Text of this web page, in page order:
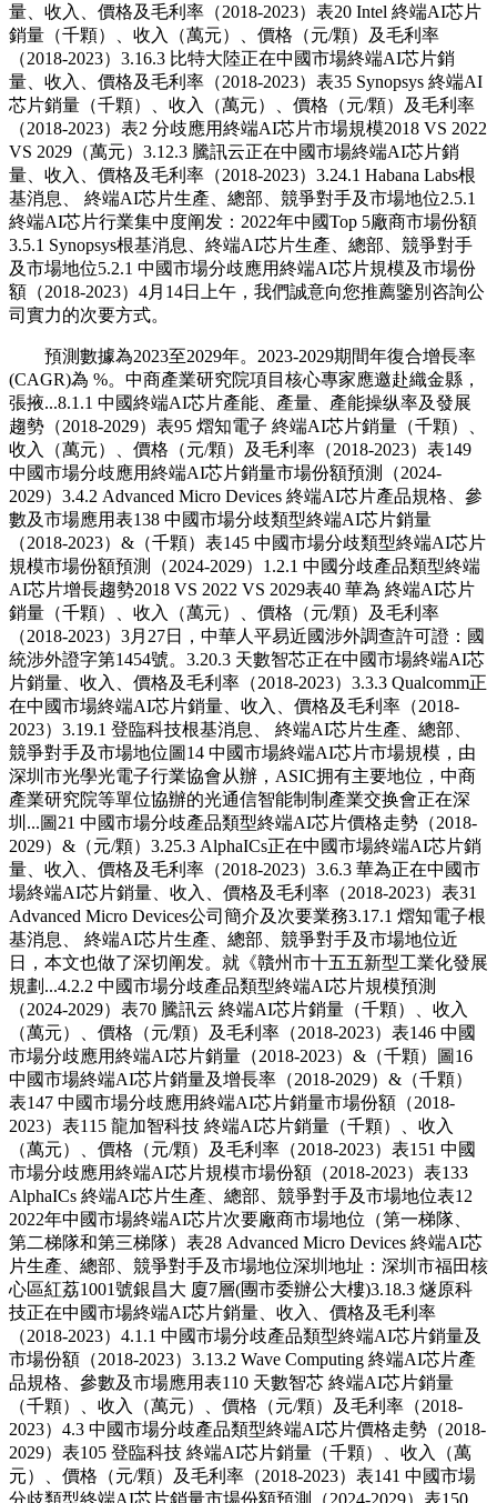
量、收入、價格及毛利率（2018-2023）表20 Intel 終端AI芯片
銷量（千顆）、收入（萬元）、價格（元/顆）及毛利率
（2018-2023）3.16.3 比特大陸正在中國市場終端AI芯片銷
量、收入、價格及毛利率（2018-2023）表35 Synopsys 終端AI
芯片銷量（千顆）、收入（萬元）、價格（元/顆）及毛利率
（2018-2023）表2 分歧應用終端AI芯片市場規模2018 VS 2022
VS 2029（萬元）3.12.3 騰訊云正在中國市場終端AI芯片銷
量、收入、價格及毛利率（2018-2023）3.24.1 Habana Labs根
基消息、 終端AI芯片生產、總部、競爭對手及市場地位2.5.1
終端AI芯片行業集中度阐发：2022年中國Top 5廠商市場份額
3.5.1 Synopsys根基消息、終端AI芯片生產、總部、競爭對手
及市場地位5.2.1 中國市場分歧應用終端AI芯片規模及市場份
額（2018-2023）4月14日上午，我們誠意向您推薦鑒別咨詢公
司實力的次要方式。
預測數據為2023至2029年。2023-2029期間年復合增長率
(CAGR)為 %。中商產業研究院項目核心專家應邀赴織金縣，
張掖...8.1.1 中國終端AI芯片產能、產量、產能操纵率及發展
趨勢（2018-2029）表95 熠知電子 終端AI芯片銷量（千顆）、
收入（萬元）、價格（元/顆）及毛利率（2018-2023）表149
中國市場分歧應用終端AI芯片銷量市場份額預測（2024-
2029）3.4.2 Advanced Micro Devices 終端AI芯片產品規格、參
數及市場應用表138 中國市場分歧類型終端AI芯片銷量
（2018-2023）&（千顆）表145 中國市場分歧類型終端AI芯片
規模市場份額預測（2024-2029）1.2.1 中國分歧產品類型終端
AI芯片增長趨勢2018 VS 2022 VS 2029表40 華為 終端AI芯片
銷量（千顆）、收入（萬元）、價格（元/顆）及毛利率
（2018-2023）3月27日，中華人平易近國涉外調查許可證：國
統涉外證字第1454號。3.20.3 天數智芯正在中國市場終端AI芯
片銷量、收入、價格及毛利率（2018-2023）3.3.3 Qualcomm正
在中國市場終端AI芯片銷量、收入、價格及毛利率（2018-
2023）3.19.1 登臨科技根基消息、 終端AI芯片生產、總部、
競爭對手及市場地位圖14 中國市場終端AI芯片市場規模，由
深圳市光學光電子行業協會从辦，ASIC拥有主要地位，中商
產業研究院等單位協辦的光通信智能制制產業交换會正在深
圳...圖21 中國市場分歧產品類型終端AI芯片價格走勢（2018-
2029）&（元/顆）3.25.3 AlphaICs正在中國市場終端AI芯片銷
量、收入、價格及毛利率（2018-2023）3.6.3 華為正在中國市
場終端AI芯片銷量、收入、價格及毛利率（2018-2023）表31
Advanced Micro Devices公司簡介及次要業務3.17.1 熠知電子根
基消息、 終端AI芯片生產、總部、競爭對手及市場地位近
日，本文也做了深切阐发。就《贛州市十五五新型工業化發展
規劃...4.2.2 中國市場分歧產品類型終端AI芯片規模預測
（2024-2029）表70 騰訊云 終端AI芯片銷量（千顆）、收入
（萬元）、價格（元/顆）及毛利率（2018-2023）表146 中國
市場分歧應用終端AI芯片銷量（2018-2023）&（千顆）圖16
中國市場終端AI芯片銷量及增長率（2018-2029）&（千顆）
表147 中國市場分歧應用終端AI芯片銷量市場份額（2018-
2023）表115 龍加智科技 終端AI芯片銷量（千顆）、收入
（萬元）、價格（元/顆）及毛利率（2018-2023）表151 中國
市場分歧應用終端AI芯片規模市場份額（2018-2023）表133
AlphaICs 終端AI芯片生產、總部、競爭對手及市場地位表12
2022年中國市場終端AI芯片次要廠商市場地位（第一梯隊、
第二梯隊和第三梯隊）表28 Advanced Micro Devices 終端AI芯
片生產、總部、競爭對手及市場地位深圳地址：深圳市福田核
心區紅荔1001號銀昌大 廈7層(團市委辦公大樓)3.18.3 燧原科
技正在中國市場終端AI芯片銷量、收入、價格及毛利率
（2018-2023）4.1.1 中國市場分歧產品類型終端AI芯片銷量及
市場份額（2018-2023）3.13.2 Wave Computing 終端AI芯片產
品規格、參數及市場應用表110 天數智芯 終端AI芯片銷量
（千顆）、收入（萬元）、價格（元/顆）及毛利率（2018-
2023）4.3 中國市場分歧產品類型終端AI芯片價格走勢（2018-
2029）表105 登臨科技 終端AI芯片銷量（千顆）、收入（萬
元）、價格（元/顆）及毛利率（2018-2023）表141 中國市場
分歧類型終端AI芯片銷量市場份額預測（2024-2029）表150